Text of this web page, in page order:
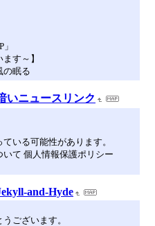
す～】
の眠る
いニュースリンク
いる可能性があります。
て 個人情報保護ポリシー
and-Hyde
ございます。